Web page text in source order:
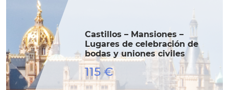
Castillos – Mansiones –
Lugares de celebración de
bodas y uniones civiles
115 €